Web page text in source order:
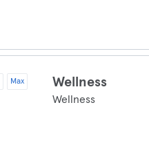
Max Wellness
Wellness